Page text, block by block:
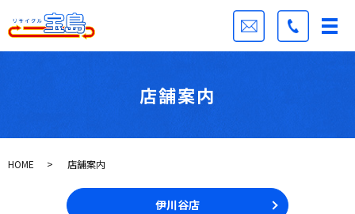
店舗案内
HOME 店舗案内
伊川谷店